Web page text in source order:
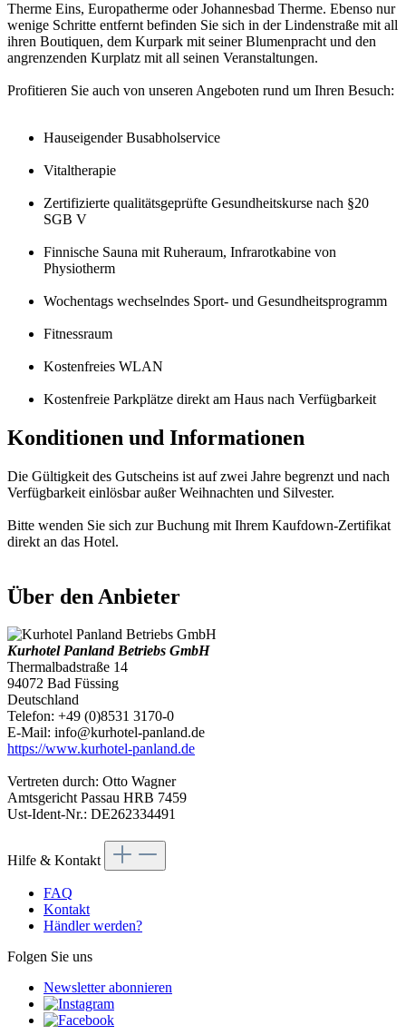
Therme Eins, Europatherme oder Johannesbad Therme. Ebenso nur
wenige Schritte entfernt befinden Sie sich in der Lindenstraße mit all
ihren Boutiquen, dem Kurpark mit seiner Blumenpracht und den
angrenzenden Kurplatz mit all seinen Veranstaltungen.
Profitieren Sie auch von unseren Angeboten rund um Ihren Besuch:
Hauseigender Busabholservice
Vitaltherapie
Zertifizierte qualitätsgeprüfte Gesundheitskurse nach §20
SGB V
Finnische Sauna mit Ruheraum, Infrarotkabine von
Physiotherm
Wochentags wechselndes Sport- und Gesundheitsprogramm
Fitnessraum
Kostenfreies WLAN
Kostenfreie Parkplätze direkt am Haus nach Verfügbarkeit
Konditionen und Informationen
Die Gültigkeit des Gutscheins ist auf zwei Jahre begrenzt und nach
Verfügbarkeit einlösbar außer Weihnachten und Silvester.
Bitte wenden Sie sich zur Buchung mit Ihrem Kaufdown-Zertifikat
direkt an das Hotel.
Über den Anbieter
Kurhotel Panland Betriebs GmbH
Thermalbadstraße 14
94072 Bad Füssing
Deutschland
Telefon: +49 (0)8531 3170-0
E-Mail: info@kurhotel-panland.de
https://www.kurhotel-panland.de
Vertreten durch: Otto Wagner
Amtsgericht Passau HRB 7459
Ust-Ident-Nr.: DE262334491
Hilfe & Kontakt
FAQ
Kontakt
Händler werden?
Folgen Sie uns
Newsletter abonnieren